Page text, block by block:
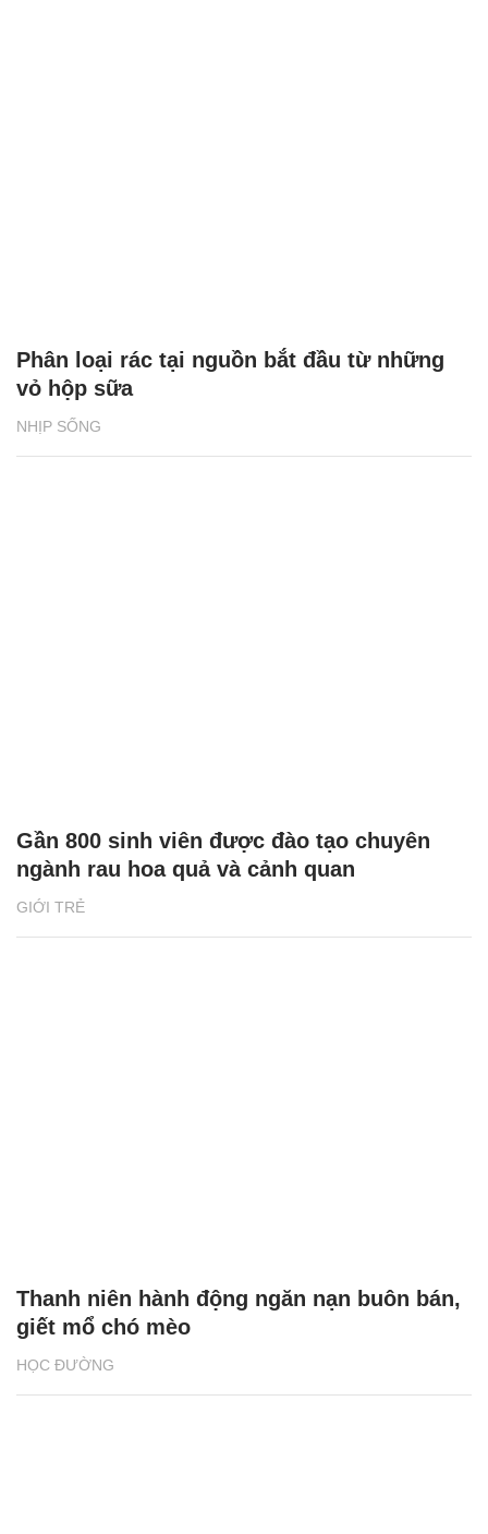
NHỊP SỐNG
Phân loại rác tại nguồn bắt đầu từ những
vỏ hộp sữa
GIỚI TRẺ
Gần 800 sinh viên được đào tạo chuyên
ngành rau hoa quả và cảnh quan
HỌC ĐƯỜNG
Thanh niên hành động ngăn nạn buôn bán,
giết mổ chó mèo